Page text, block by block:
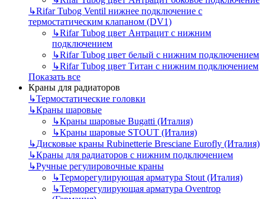
↳Rifar Tubog Ventil нижнее подключение с
термостатическим клапаном (DV1)
↳Rifar Tubog цвет Антрацит с нижним
подключением
↳Rifar Tubog цвет белый с нижним подключением
↳Rifar Tubog цвет Титан с нижним подключением
Показать все
Краны для радиаторов
↳Термостатические головки
↳Краны шаровые
↳Краны шаровые Bugatti (Италия)
↳Краны шаровые STOUT (Италия)
↳Дисковые краны Rubinetterie Bresciane Eurofly (Италия)
↳Краны для радиаторов с нижним подключением
↳Ручные регулировочные краны
↳Терморегулирующая арматура Stout (Италия)
↳Терморегулирующая арматура Oventrop